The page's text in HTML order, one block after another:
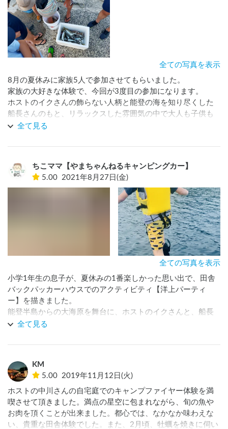
全ての写真を表示
8月の夏休みに家族5人で参加させてもらいました。
家族の大好きな体験で、今回が3度目の参加になります。
ホストのイクさんの飾らない人柄と能登の海を知り尽くした
船長さんのもと、リラックスした雰囲気の中で大人も子供も
楽しめます。
最後は釣りを満喫できます。
どのアジを釣り上げることができました。
全て見る
ちこママ【やまちゃんねるキャンピングカー】
5.00 2021年8月27日(金)
全ての写真を表示
小学1年生の息子が、夏休みの1番楽しかった思い出で、田舎
バックパッカーハウスでのアクティビティ【洋上パーティ
ー】を描きました。
能登半島からの大海原を舞台に、ホストのイクさんと、船長
のアシストで、はじめて足のつかない海に飛び込み、真鯵を
長する時間でした。大人は、穏やかな海の風に吹かれて、味
また、予約当日は雨天の天気予報でありましたが、田舎バッ
クパッカーハウスに滞在中の晴天の日に船長にスケジュール
変更を打診してくださり、能登の海を楽しめるように、ご配
慮くださったイクさんに大感謝です。来夏も、よろしくお願
いしまーす(*^ω^*)
全て見る
KM
5.00 2019年11月12日(火)
ホストの中川さんの自宅庭でのキャンプファイヤー体験を満
喫させて頂きました。満点の星空に包まれながら、旬の魚や
お肉を頂くことが出来ました。都心では、なかなか味わえな
い、貴重な田舎体験でした。また、2月頃、牡蠣を焼きに伺い